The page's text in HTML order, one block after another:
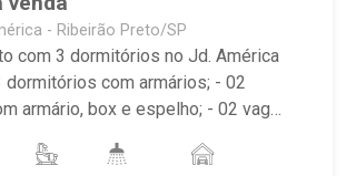
- Ribeirão Preto/SP
com 3 dormitórios no Jd. América
dormitórios com armários; - 02
armário, box e espelho; - 02 vagas
teto no imóvel; - Cozinha planejada;